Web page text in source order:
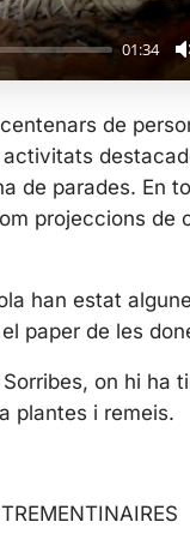
01:34
t
de
de parades. En
projeccions de
han estat
paper de les
on hi ha
plantes i remeis.